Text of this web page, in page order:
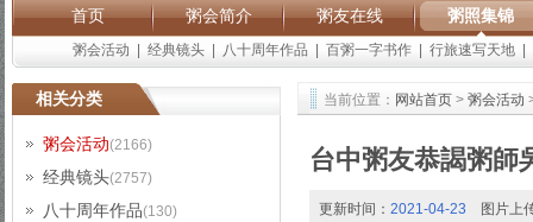
首页 粥会简介 粥友在线 粥照集锦
粥会活动 经典镜头 八十周年作品 百粥一字书作 行旅速写天地
相关分类
粥会活动(2166)
经典镜头(2757)
八十周年作品(130)
当前位置： 网站首页 > 粥会活动
台中粥友恭謁粥師
更新时间： 2021-04-23 图片上